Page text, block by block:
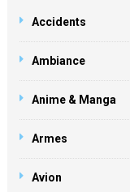
Accidents
Ambiance
Anime & Manga
Armes
Avion